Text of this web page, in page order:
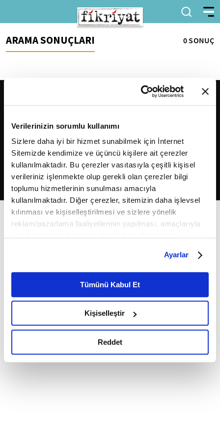
Verilerinizin sorumlu kullanımı
Sizlere daha iyi bir hizmet sunabilmek için İnternet
Sitemizde kendimize ve üçüncü kişilere ait çerezler
kullanılmaktadır. Bu çerezler vasıtasıyla çeşitli kişisel
verileriniz işlenmekte olup gerekli olan çerezler bilgi
toplumu hizmetlerinin sunulması amacıyla
kullanılmaktadır. Diğer çerezler, sitemizin daha işlevsel
kılınması ve kişiselleştirilmesi ve sizlere yönelik
reklam/pazarlama faaliyetlerinin yapılması, amaçlarıyla
belirleyebilirsiniz. Çerezlere ilişkin detaylı bilgi için
Ayarlar butonuna tıklayabilir,Çerez Bilgilendirme
Metnimizi ziyaret edebilirsiniz.
6698 sayılı Kişisel Verilerin Korunması Kanunu uyarınca
okumak ve sitemizi ziyaretiniz kapsamında
gerçekleştirilen veri işleme faaliyetleri ile ilgili daha
detaylı bilgi almak için lütfentıklayınız.
Ayarlar
Tümünü Kabul Et
Kişiselleştir
Reddet
ARAMA SONUÇLARI 0 SONUÇ
2026Fikriyat. Tüm hakları saklıdır.